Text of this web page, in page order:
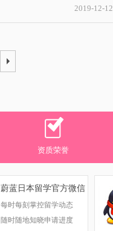
2019-12-12
资质荣誉
蔚蓝日本留学官方微信
每时每刻掌控留学动态
随时随地知晓申请进度